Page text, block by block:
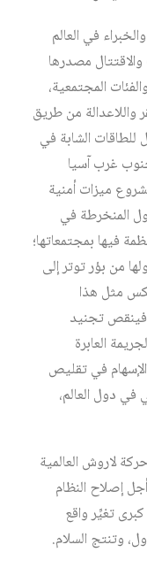
في العالم
مصدرها
المجتمعية،
من طريق
الشابة في
غرب آسيا
ميزات أمنية
الدول المنخرطة في
فيها بمجتمعاتها؛
من بؤر توتر إلى
ممرات النقل. (3) ينعكس مثل هذا
فينقص تجنيد
العابرة
في تقليص
في دول العالم،
لاروش العالمية
إصلاح النظام
تغيِّر واقع
وتنتج السلام.